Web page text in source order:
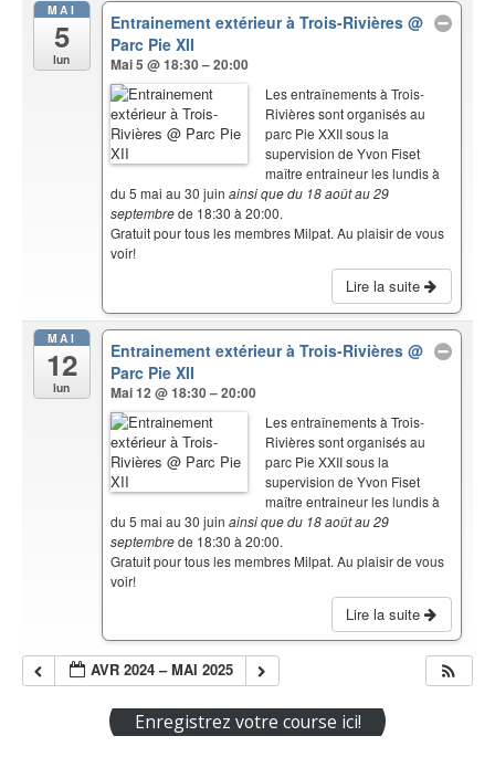
MAI
5
lun
Entrainement extérieur à Trois-Rivières@
Parc Pie XII
Mai 5 @ 18:30 – 20:00
Les entraînements à Trois-
Rivières sont organisés au
parc Pie XXII sous la
supervision de Yvon Fiset
maître entraineur les lundis à
du 5 mai au 30 juin ainsi que du 18 août au 29
septembrede 18:30 à 20:00.
Gratuit pour tous les membres Milpat. Au plaisir de vous
voir!
Lire la suite
MAI
12
lun
Entrainement extérieur à Trois-Rivières@
Parc Pie XII
Mai 12 @ 18:30 – 20:00
Les entraînements à Trois-
Rivières sont organisés au
parc Pie XXII sous la
supervision de Yvon Fiset
maître entraineur les lundis à
du 5 mai au 30 juin ainsi que du 18 août au 29
septembrede 18:30 à 20:00.
Gratuit pour tous les membres Milpat. Au plaisir de vous
voir!
Lire la suite
AVR 2024 – MAI 2025
Enregistrez votre course ici!